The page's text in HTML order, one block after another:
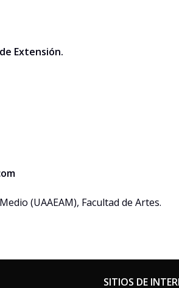
Extensión.
(UAAEAM), Facultad de Artes.
SITIOS DE